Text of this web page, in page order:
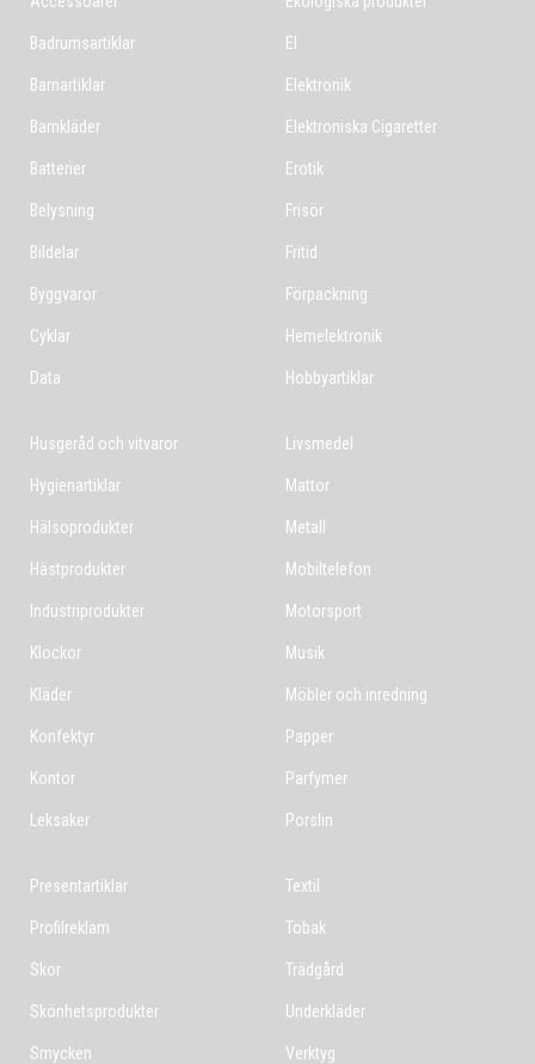
Badrumsartiklar
Barnartiklar
Barnkläder
Batterier
Belysning
Bildelar
Byggvaror
Cyklar
Data
El
Elektronik
Elektroniska Cigaretter
Erotik
Frisör
Fritid
Förpackning
Hemelektronik
Hobbyartiklar
Husgeråd och vitvaror
Hygienartiklar
Hälsoprodukter
Hästprodukter
Industriprodukter
Klockor
Kläder
Konfektyr
Kontor
Leksaker
Livsmedel
Mattor
Metall
Mobiltelefon
Motorsport
Musik
Möbler och inredning
Papper
Parfymer
Porslin
Presentartiklar
Profilreklam
Skor
Skönhetsprodukter
Smycken
Textil
Tobak
Trädgård
Underkläder
Verktyg